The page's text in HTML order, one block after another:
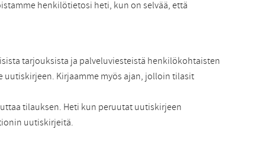
henkilötietosi heti, kun on selvää, että
tarjouksista ja palveluviesteistä henkilökohtaisten
Kirjaamme myös ajan, jolloin tilasit
tilauksen. Heti kun peruutat uutiskirjeen
uutiskirjeitä.